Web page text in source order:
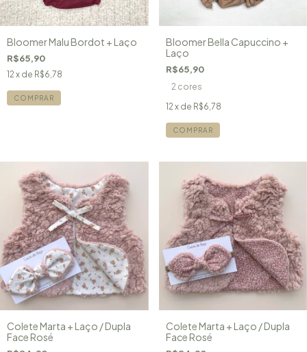
Bloomer Malu Bordot + Laço
R$65,90
12x de R$6,78
COMPRAR
Bloomer Bella Capuccino +
Laço
R$65,90
2 cores
12x de R$6,78
COMPRAR
Colete Marta + Laço / Dupla
Face Rosé
Colete Marta + Laço / Dupla
Face Rosé